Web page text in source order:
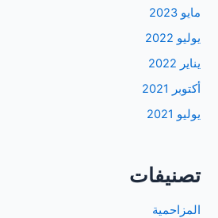
مايو 2023
يوليو 2022
يناير 2022
أكتوبر 2021
يوليو 2021
تصنيفات
المزاحمية